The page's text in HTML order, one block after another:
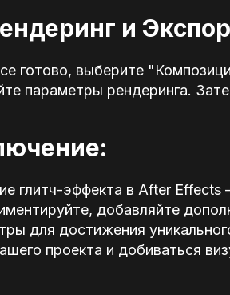
и
готово, выберите
параметры рендеринга.
глитч-эффекта в After
добавляйте
для достижения
проекта и добиваться